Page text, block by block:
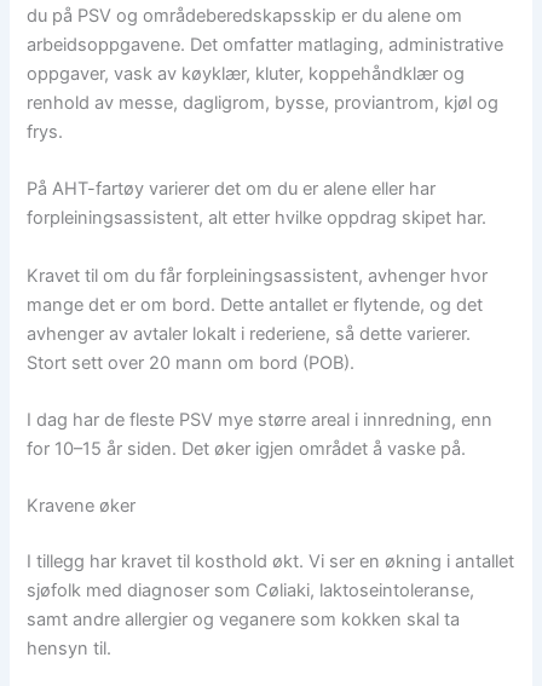
du på PSV og områdeberedskapsskip er du alene om
arbeidsoppgavene. Det omfatter matlaging, administrative
oppgaver, vask av køyklær, kluter, koppehåndklær og
renhold av messe, dagligrom, bysse, proviantrom, kjøl og
frys.
På AHT-fartøy varierer det om du er alene eller har
forpleiningsassistent, alt etter hvilke oppdrag skipet har.
Kravet til om du får forpleiningsassistent, avhenger hvor
mange det er om bord. Dette antallet er flytende, og det
avhenger av avtaler lokalt i rederiene, så dette varierer.
Stort sett over 20 mann om bord (POB).
I dag har de fleste PSV mye større areal i innredning, enn
for 10–15 år siden. Det øker igjen området å vaske på.
Kravene øker
I tillegg har kravet til kosthold økt. Vi ser en økning i antallet
sjøfolk med diagnoser som Cøliaki, laktoseintoleranse,
samt andre allergier og veganere som kokken skal ta
hensyn til.